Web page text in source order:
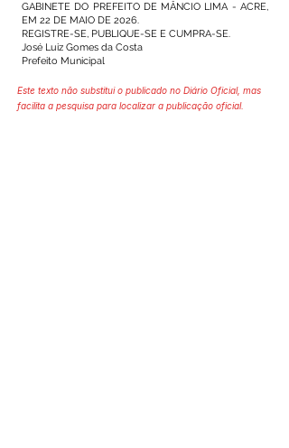
GABINETE DO PREFEITO DE MÂNCIO LIMA - ACRE,
EM 22 DE MAIO DE 2026.
REGISTRE-SE, PUBLIQUE-SE E CUMPRA-SE.
José Luiz Gomes da Costa
Prefeito Municipal
Este texto não substitui o publicado no Diário Oficial, mas
facilita a pesquisa para localizar a publicação oficial.